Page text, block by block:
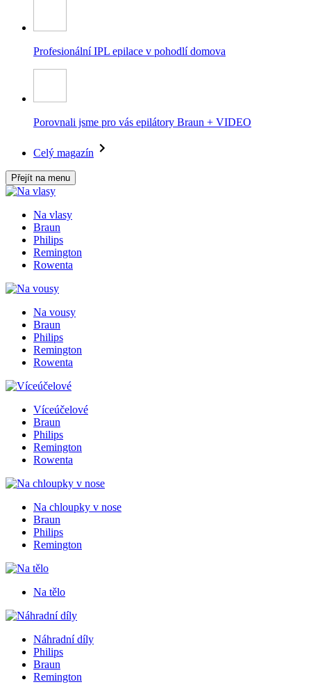
Profesionální IPL epilace v pohodlí domova
Porovnali jsme pro vás epilátory Braun + VIDEO
Celý magazín
Přejít na menu
Na vlasy
Braun
Philips
Remington
Rowenta
Na vousy
Braun
Philips
Remington
Rowenta
Víceúčelové
Braun
Philips
Remington
Rowenta
Na chloupky v nose
Braun
Philips
Remington
Na tělo
Náhradní díly
Philips
Braun
Remington